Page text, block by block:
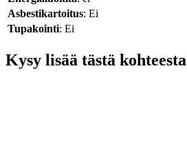
Asbestikartoitus: Ei
Tupakointi: Ei
Kysy lisää tästä kohteesta